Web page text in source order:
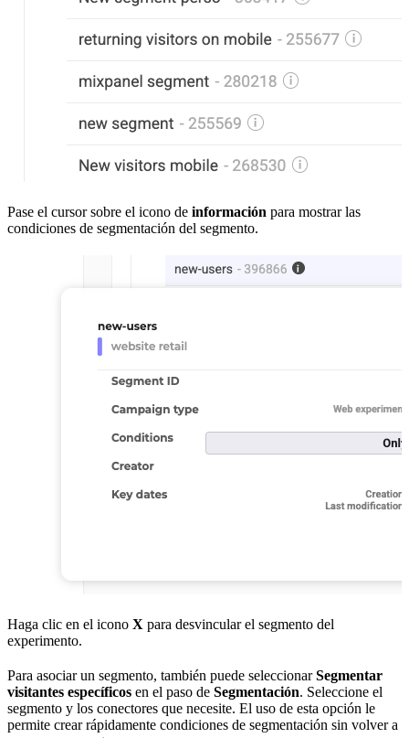
Pase el cursor sobre el icono de información para mostrar las
condiciones de segmentación del segmento.
Haga clic en el icono X para desvincular el segmento del
experimento.
Para asociar un segmento, también puede seleccionarSegmentar
visitantes específicos en el paso de Segmentación. Seleccione el
segmento y los conectores que necesite. El uso de esta opción le
permite crear rápidamente condiciones de segmentación sin volver a